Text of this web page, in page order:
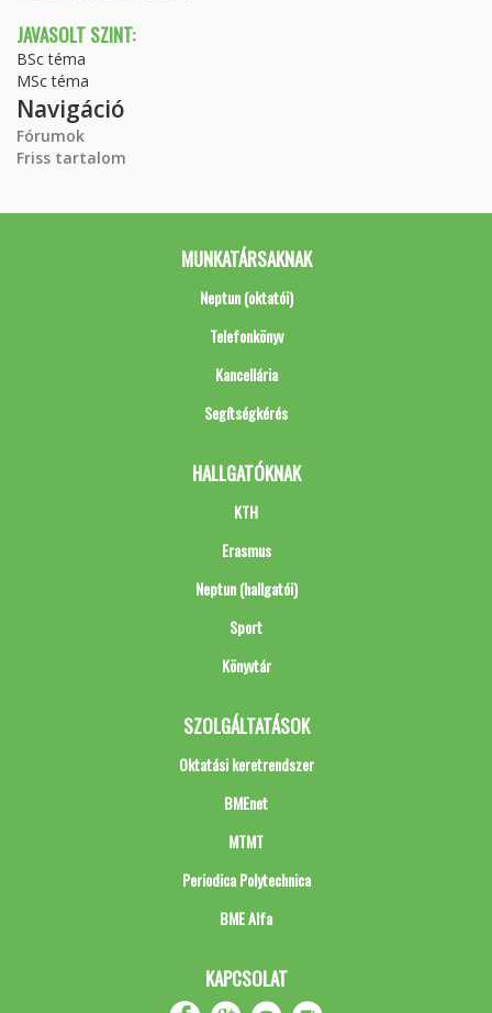
JAVASOLT SZINT:
BSc téma
MSc téma
Navigáció
Fórumok
Friss tartalom
MUNKATÁRSAKNAK
Neptun (oktatói)
Telefonkönyv
Kancellária
Segítségkérés
HALLGATÓKNAK
KTH
Erasmus
Neptun (hallgatói)
Sport
Könyvtár
SZOLGÁLTATÁSOK
Oktatási keretrendszer
BMEnet
MTMT
Periodica Polytechnica
BME Alfa
KAPCSOLAT